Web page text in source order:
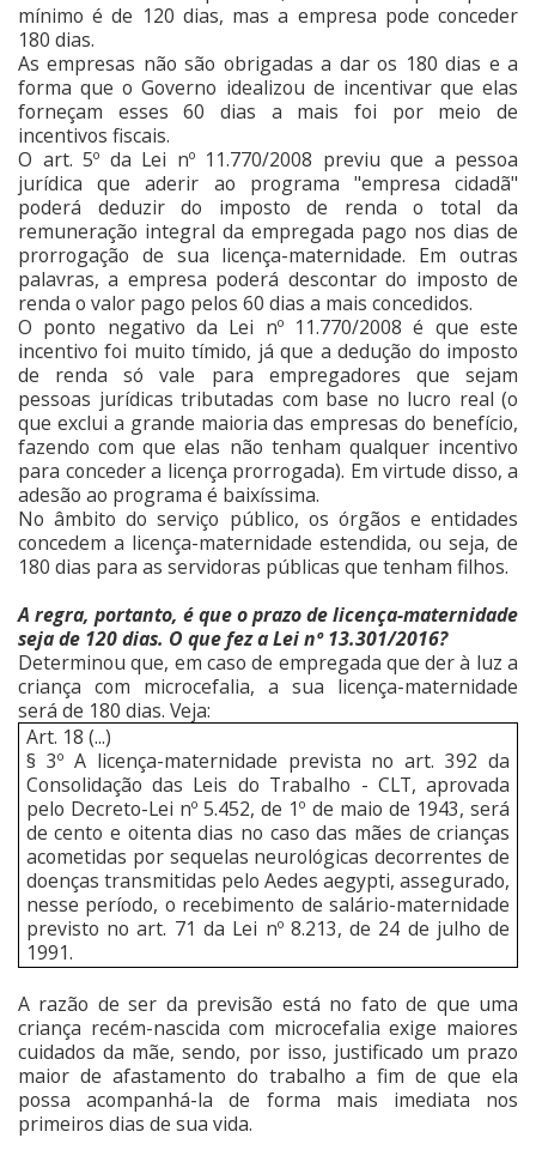
mínimo é de 120 dias, mas a empresa pode conceder
180 dias.
As empresas não são obrigadas a dar os 180 dias e a
forma que o Governo idealizou de incentivar que elas
forneçam esses 60 dias a mais foi por meio de
incentivos fiscais.
O art. 5º da Lei nº 11.770/2008 previu que a pessoa
jurídica que aderir ao programa "empresa cidadã"
poderá deduzir do imposto de renda o total da
remuneração integral da empregada pago nos dias de
prorrogação de sua licença-maternidade. Em outras
palavras, a empresa poderá descontar do imposto de
renda o valor pago pelos 60 dias a mais concedidos.
O ponto negativo da Lei nº 11.770/2008 é que este
incentivo foi muito tímido, já que a dedução do imposto
de renda só vale para empregadores que sejam
pessoas jurídicas tributadas com base no lucro real (o
que exclui a grande maioria das empresas do benefício,
fazendo com que elas não tenham qualquer incentivo
para conceder a licença prorrogada). Em virtude disso, a
adesão ao programa é baixíssima.
No âmbito do serviço público, os órgãos e entidades
concedem a licença-maternidade estendida, ou seja, de
180 dias para as servidoras públicas que tenham filhos.
A regra, portanto, é que o prazo de licença-maternidade
seja de 120 dias. O que fez a Lei nº 13.301/2016?
Determinou que, em caso de empregada que der à luz a
criança com microcefalia, a sua licença-maternidade
será de 180 dias. Veja:
Art. 18 (...)
§ 3º A licença-maternidade prevista no art. 392 da
Consolidação das Leis do Trabalho - CLT, aprovada
pelo Decreto-Lei nº 5.452, de 1º de maio de 1943, será
de cento e oitenta dias no caso das mães de crianças
acometidas por sequelas neurológicas decorrentes de
doenças transmitidas pelo Aedes aegypti, assegurado,
nesse período, o recebimento de salário-maternidade
previsto no art. 71 da Lei nº 8.213, de 24 de julho de
1991.
A razão de ser da previsão está no fato de que uma
criança recém-nascida com microcefalia exige maiores
cuidados da mãe, sendo, por isso, justificado um prazo
maior de afastamento do trabalho a fim de que ela
possa acompanhá-la de forma mais imediata nos
primeiros dias de sua vida.